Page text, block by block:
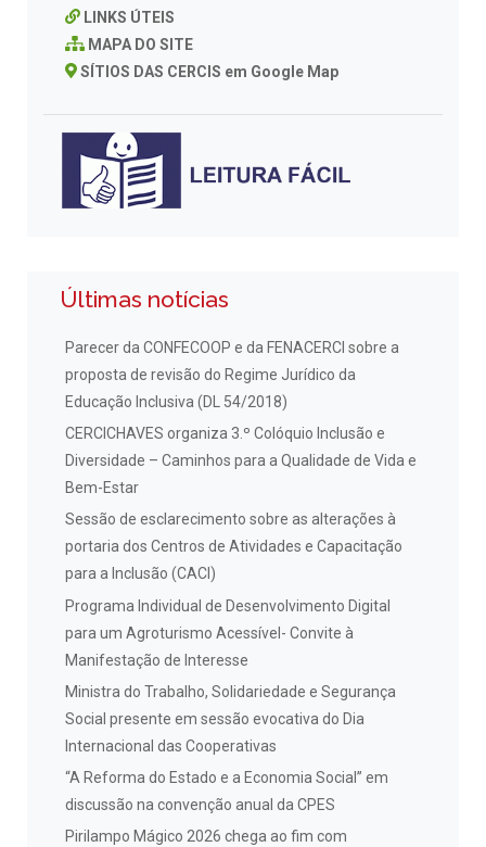
LINKS ÚTEIS
MAPA DO SITE
SÍTIOS DAS CERCIS em Google Map
Últimas notícias
Parecer da CONFECOOP e da FENACERCI sobre a
proposta de revisão do Regime Jurídico da
Educação Inclusiva (DL 54/2018)
CERCICHAVES organiza 3.º Colóquio Inclusão e
Diversidade – Caminhos para a Qualidade de Vida e
Bem-Estar
Sessão de esclarecimento sobre as alterações à
portaria dos Centros de Atividades e Capacitação
para a Inclusão (CACI)
Programa Individual de Desenvolvimento Digital
para um Agroturismo Acessível- Convite à
Manifestação de Interesse
Ministra do Trabalho, Solidariedade e Segurança
Social presente em sessão evocativa do Dia
Internacional das Cooperativas
“A Reforma do Estado e a Economia Social” em
discussão na convenção anual da CPES
Pirilampo Mágico 2026 chega ao fim com